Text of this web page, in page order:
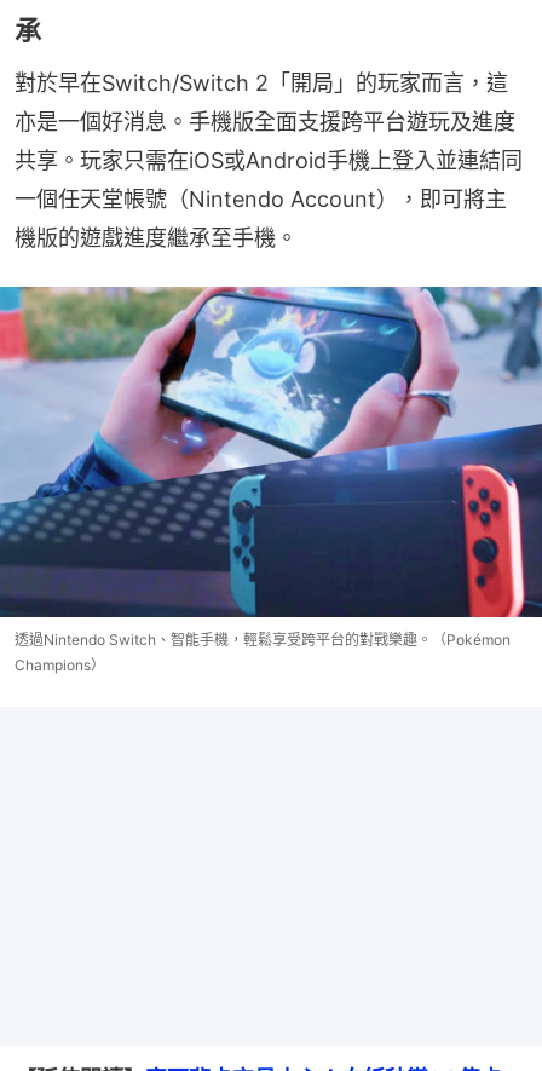
承
對於早在Switch/Switch 2「開局」的玩家而言，這
亦是一個好消息。手機版全面支援跨平台遊玩及進度
共享。玩家只需在iOS或Android手機上登入並連結同
一個任天堂帳號（Nintendo Account），即可將主
機版的遊戲進度繼承至手機。
透過Nintendo Switch、智能手機，輕鬆享受跨平台的對戰樂趣。（Pokémon
Champions）